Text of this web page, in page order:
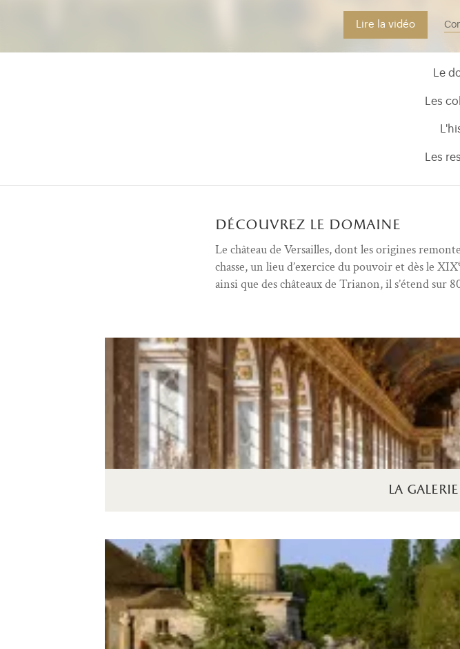
Lire la vidéo
Le
Les
Les
découvrez le domaine
Le château de Versailles, dont les origines
chasse, un lieu d’exercice du pouvoir et dès le XIX
ainsi que des châteaux de Trianon, il s’étend sur
la galerie